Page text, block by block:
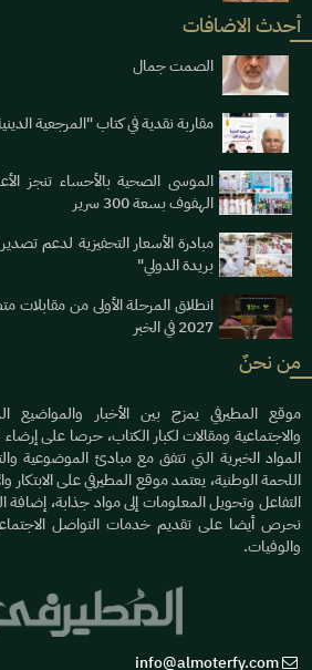
أحدث الاضافات
الصمت جمال
مقاربة نقدية في كتاب "المرجعية
الموسى الصحية بالأحساء تنجز
الهفوف بسعة 300 سرير
مبادرة الأسعار التحفيزية لدعم
بريدة الدولي"
انطلاق المرحلة الأولى من
2027 في الخبر
من نحنٌ
موقع المطيرفي يمزج بين الأخبار والمواضيع
والاجتماعية ومقالات لكبار الكتاب، حرصا على
المواد الخبرية التي تتفق مع مبادئ الموضوعية
اللحمة الوطنية، يعتمد موقع المطيرفي على الابتكار
التفاعل وتحويل المعلومات إلى مواد جذابة، إضافة
نحرص أيضا على تقديم خدمات التواصل
والوفيات.
info@almoterfy.com